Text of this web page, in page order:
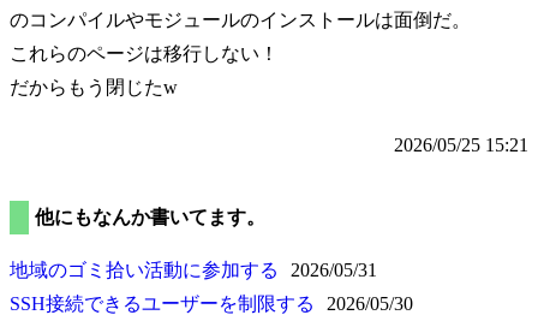
のコンパイルやモジュールのインストールは面倒だ。
これらのページは移行しない！
だからもう閉じたw
2026/05/25 15:21
他にもなんか書いてます。
地域のゴミ拾い活動に参加する
2026/05/31
SSH接続できるユーザーを制限する
2026/05/30